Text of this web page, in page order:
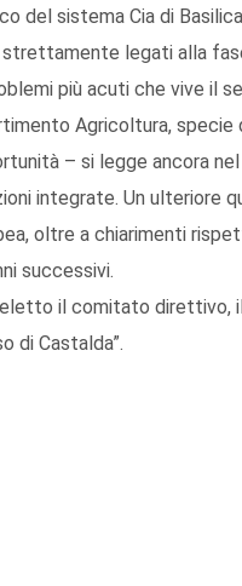
del sistema Cia di
legati alla
più acuti che vive il
Agricoltura,
– si legge ancora
integrate. Un ulteriore
oltre a chiarimenti
successivi.
il comitato direttivo,
di Castalda”.